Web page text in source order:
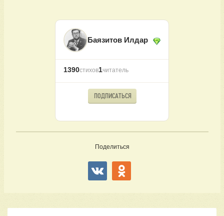
Баязитов Илдар
1390стихов1читатель
ПОДПИСАТЬСЯ
Поделиться